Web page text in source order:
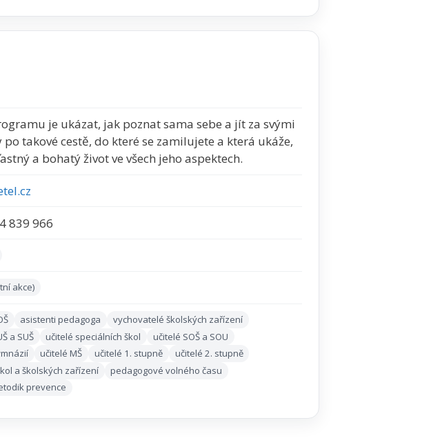
je ukázat, jak poznat sama sebe a jít za svými
po takové cestě, do které se zamilujete a která ukáže,
a bohatý život ve všech jeho aspektech.
839 966
akce)
asistenti pedagoga
vychovatelé školských zařízení
a SUŠ
učitelé speciálních škol
učitelé SOŠ a SOU
učitelé MŠ učitelé 1. stupně
učitelé 2. stupně
a školských zařízení
pedagogové volného času
prevence